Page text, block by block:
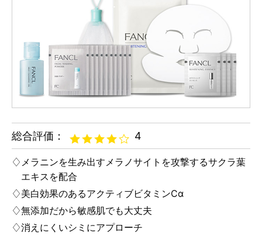
総合評価： 4
メラニンを生み出すメラノサイトを攻撃するサクラ葉
エキスを配合
美白効果のあるアクティブビタミンCα
無添加だから敏感肌でも大丈夫
消えにくいシミにアプローチ